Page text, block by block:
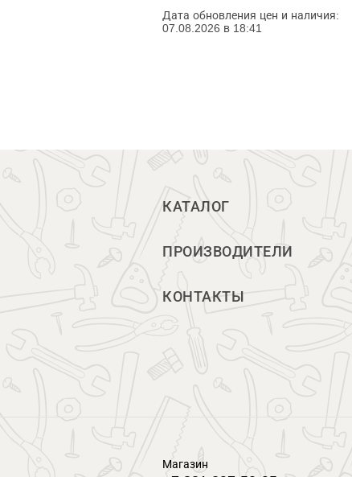
Дата обновления цен и наличия:
07.08.2026 в 18:41
КАТАЛОГ
ПРОИЗВОДИТЕЛИ
КОНТАКТЫ
Магазин